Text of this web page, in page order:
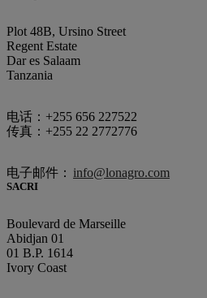
Plot 48B, Ursino Street
Regent Estate
Dar es Salaam
Tanzania
电话：+255 656 227522
传真：+255 22 2772776
电子邮件： info@lonagro.com
SACRI
Boulevard de Marseille
Abidjan 01
01 B.P. 1614
Ivory Coast